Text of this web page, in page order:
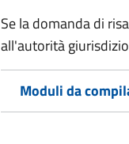
Se la domanda di
all'autorità
Moduli da